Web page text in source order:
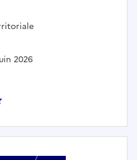
2026
Auber Appli (h/f)